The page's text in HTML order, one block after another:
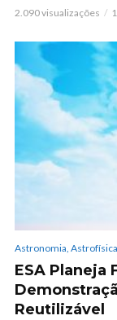
2.090 visualizações
Astronomia,
ESA Planeja
Reutilizável